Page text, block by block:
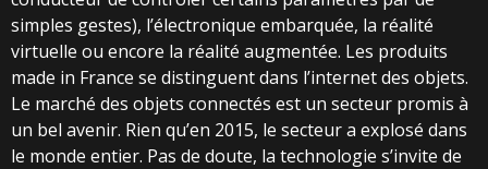
simples gestes), l’électronique embarquée, la réalité
virtuelle ou encore la réalité augmentée. Les produits
made in France se distinguent dans l’internet des objets.
Le marché des objets connectés est un secteur promis à
un bel avenir. Rien qu’en 2015, le secteur a explosé dans
le monde entier. Pas de doute, la technologie s’invite de